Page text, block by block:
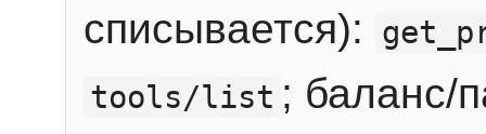
списывается):
tools/list ; баланс/